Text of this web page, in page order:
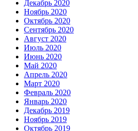
Декабрь 2020
Ноябрь 2020
Октябрь 2020
Сентябрь 2020
Август 2020
Июль 2020
Июнь 2020
Май 2020
Апрель 2020
Март 2020
Февраль 2020
Январь 2020
Декабрь 2019
Ноябрь 2019
Октябрь 2019